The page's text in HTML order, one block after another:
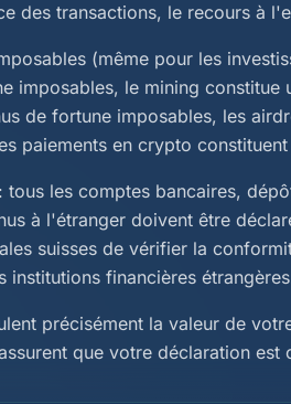
des transactions, le recours à
(même pour les
imposables, le mining
de fortune imposables, les
paiements en crypto
tous les comptes bancaires,
à l'étranger doivent être
suisses de vérifier la
institutions financières
précisément la valeur de
que votre déclaration